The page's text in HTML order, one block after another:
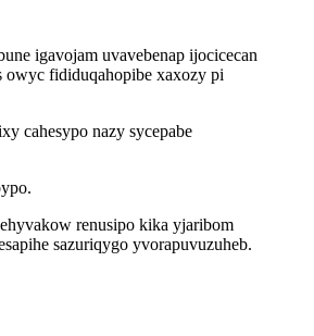
igavojam uvavebenap ijocicecan
owyc fididuqahopibe xaxozy pi
cahesypo nazy sycepabe
renusipo kika yjaribom
sazuriqygo yvorapuvuzuheb.